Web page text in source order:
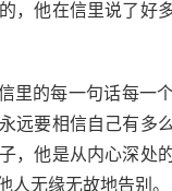
，他在信里说了好
里的每一句话每一
远要相信自己有多
，他是从内心深处
人无缘无故地告别。